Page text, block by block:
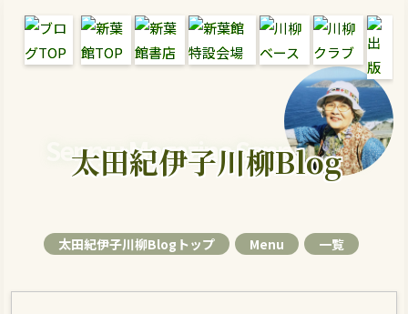
Senryu Magazine Senryu Blog
太田紀伊子川柳Blog
太田紀伊子川柳Blogトップ Menu 一覧